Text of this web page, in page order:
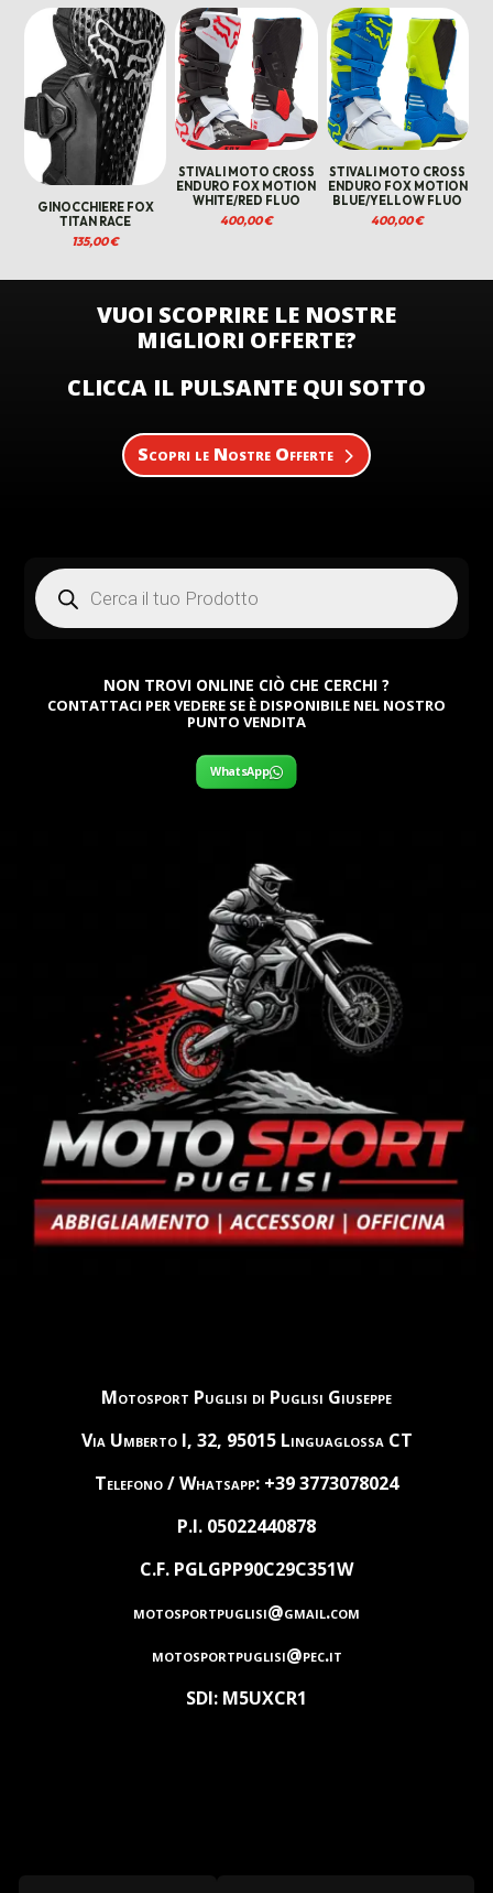
GINOCCHIERE FOX
TITAN RACE
135,00€
STIVALI MOTO CROSS
ENDURO FOX MOTION
WHITE/RED FLUO
400,00€
STIVALI MOTO CROSS
ENDURO FOX MOTION
BLUE/YELLOW FLUO
400,00€
VUOI SCOPRIRE LE NOSTRE
MIGLIORI OFFERTE?
CLICCA IL PULSANTE QUI SOTTO
Scopri le Nostre Offerte
Products
search
NON TROVI ONLINE CIÒ CHE CERCHI ?
CONTATTACI PER VEDERE SE È DISPONIBILE NEL NOSTRO
PUNTO VENDITA
WhatsApp
Motosport Puglisi di Puglisi Giuseppe
Via Umberto I, 32, 95015 Linguaglossa CT
Telefono / Whatsapp: +39 3773078024
P.I. 05022440878
C.F. PGLGPP90C29C351W
motosportpuglisi@gmail.com
motosportpuglisi@pec.it
SDI: M5UXCR1